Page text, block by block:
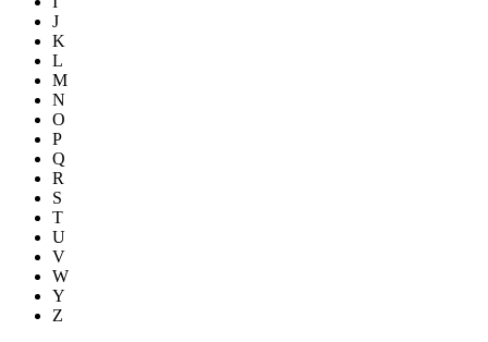
J
K
L
M
N
O
P
Q
R
S
T
U
V
W
Y
Z